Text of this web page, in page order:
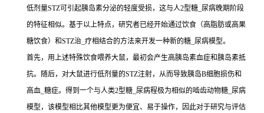
低剂量STZ可引起胰岛素分泌的轻度受损，这与人2型糖_尿病晚期阶段
的特征相似。基于以上特点，研究者已经开始通过饮食（高脂肪或高果
糖饮食）和STZ治_疗相结合的方法来开发一种新的糖_尿病模型。
首先，用上述特殊饮食喂养大鼠，最初会产生高胰岛素血症和胰岛素抵
抗。随后，对大鼠进行低剂量的STZ注射，从而导致胰岛B细胞损伤和
高血_糖症。得到一个与人类2型糖_尿病程极为相似的啮齿动物糖_尿病
模型，该模型相比其他模型更为便宜、易于操作，因此对于研究与评估